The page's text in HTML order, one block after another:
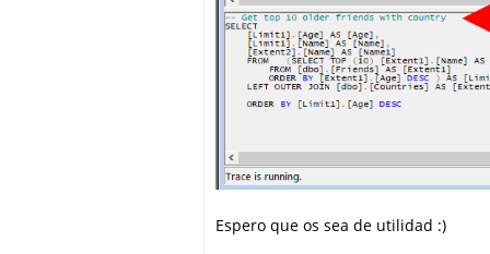
Espero que os sea de utilidad :)